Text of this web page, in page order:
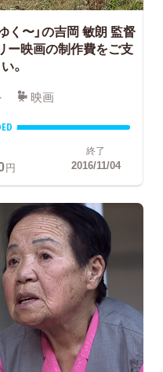
く〜」の吉岡 敏朗 監督
ー映画の制作費をご支
。
映画
円
終了
2016/11/04